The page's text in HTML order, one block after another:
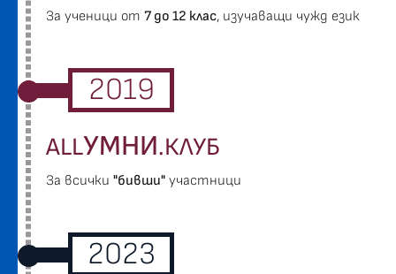
За ученици от 7 до 12 клас, изучаващи чужд език
2019
ALLУМНИ.КЛУБ
За всички "бивши" участници
2023